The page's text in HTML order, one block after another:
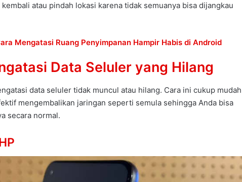
atau pindah lokasi karena tidak semuanya bisa dijangkau
Mengatasi Ruang Penyimpanan Hampir Habis di Android
Data Seluler yang Hilang
data seluler tidak muncul atau hilang. Cara ini cukup mudah
mengembalikan jaringan seperti semula sehingga Anda bisa
secara normal.